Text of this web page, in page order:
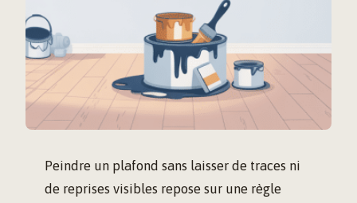
Peindre un plafond sans laisser de traces ni
de reprises visibles repose sur une règle